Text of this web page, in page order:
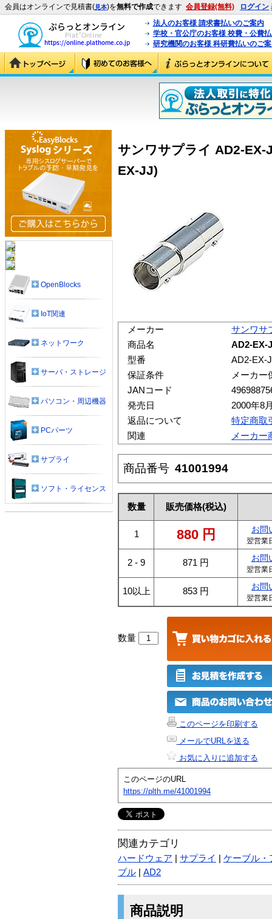
会員はオンラインで見積書(見本)を無料で作成できます 会員登録(無料) ログイン
法人のお客様 請求書払いのご案内
学校・官公庁のお客様 校費・公費
研究機関のお客様 科研費払いのご
サンワサプライ AD2-
EX-JJ)
メーカー
サンワサ
商品名
AD2-EX-
型番
AD2-EX-
保証条件
メーカー
JANコード
発売日
2000年8
返品について
特定商取
関連
メーカー
商品番号 41001994
数量 販売価格(税込)
1 880 円 お問
翌営業
2 - 9 871 円 お問
翌営業
10以上 853 円 お問
翌営業
数量
このページを印刷する
メールでURLを送る
お気に入りに追加する
このページのURL
https://plth.me/41001994
関連カテゴリ
ハードウェア サプライ
ケーブル・
ブル
AD2
商品説明
OpenBlocks
IoT関連
ネットワーク
サーバ・ストレージ
パソコン・周辺機器
PCパーツ
サプライ
ソフト・ライセンス